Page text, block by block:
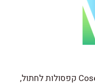
תוסף מפרקים Cosequin Nutramax קפסולות לחתול,